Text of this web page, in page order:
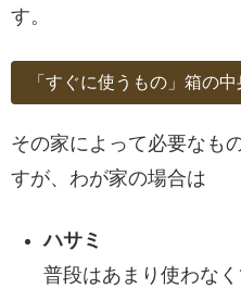
す。
「すぐに使うもの」箱の中
その家によって必要なも
すが、わが家の場合は
ハサミ
普段はあまり使わな